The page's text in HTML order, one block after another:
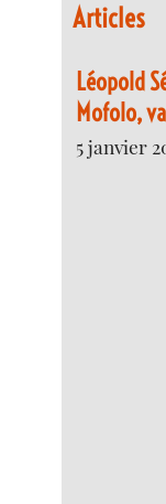
Articles
Léopold
Mofolo,
5 janvier